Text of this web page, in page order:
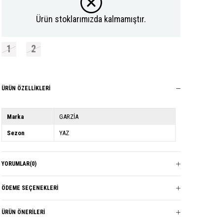
Ürün stoklarımızda kalmamıştır.
1 2
ÜRÜN ÖZELLIKLERI
Marka GARZİA
Sezon YAZ
YORUMLAR(0)
ÖDEME SEÇENEKLERI
ÜRÜN ÖNERILERI